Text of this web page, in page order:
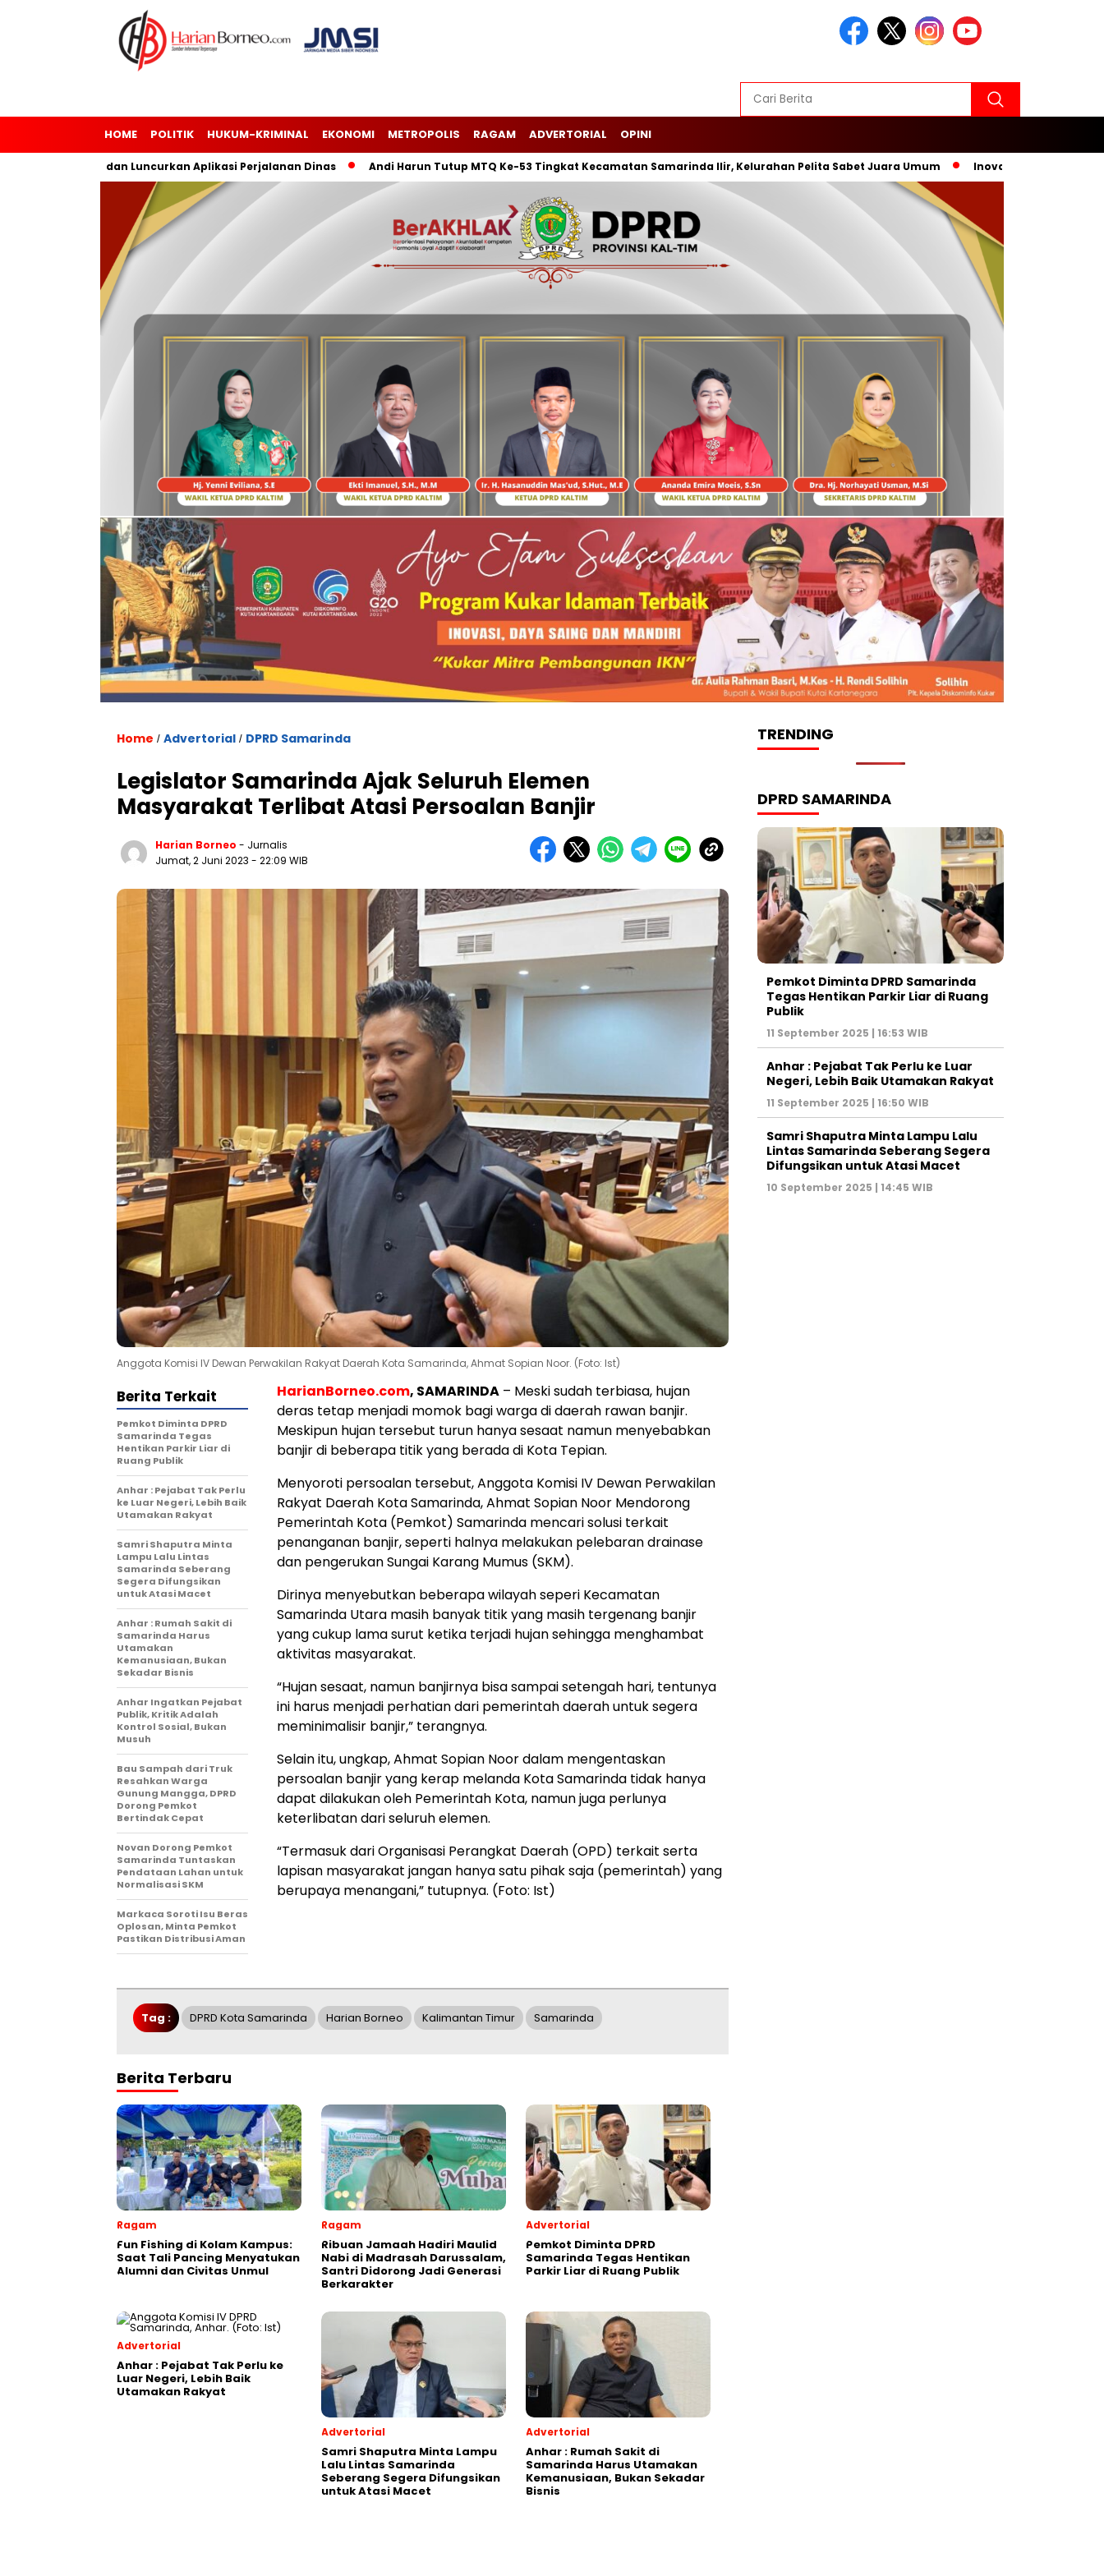
HOME POLITIK HUKUM-KRIMINAL EKONOMI METROPOLIS RAGAM ADVERTORIAL OPINI
Risiko dan Luncurkan Aplikasi Perjalanan Dinas Andi Harun Tutup MTQ Ke-53 Tingkat Kecamatan Samarinda Ilir, Kelurahan Pelita Sabet Juara Umum Inovasi Baru, Wali Kota Sebut
Home / Advertorial / DPRD Samarinda
Legislator Samarinda Ajak Seluruh Elemen
Masyarakat Terlibat Atasi Persoalan Banjir
Harian Borneo - Jurnalis
Jumat, 2 Juni 2023 - 22:09 WIB
Anggota Komisi IV Dewan Perwakilan Rakyat Daerah Kota Samarinda, Ahmat Sopian Noor. (Foto: Ist)
HarianBorneo.com, SAMARINDA – Meski sudah terbiasa, hujan
deras tetap menjadi momok bagi warga di daerah rawan banjir.
Meskipun hujan tersebut turun hanya sesaat namun menyebabkan
banjir di beberapa titik yang berada di Kota Tepian.
Menyoroti persoalan tersebut, Anggota Komisi IV Dewan Perwakilan
Rakyat Daerah Kota Samarinda, Ahmat Sopian Noor Mendorong
Pemerintah Kota (Pemkot) Samarinda mencari solusi terkait
penanganan banjir, seperti halnya melakukan pelebaran drainase
dan pengerukan Sungai Karang Mumus (SKM).
Dirinya menyebutkan beberapa wilayah seperi Kecamatan
Samarinda Utara masih banyak titik yang masih tergenang banjir
yang cukup lama surut ketika terjadi hujan sehingga menghambat
aktivitas masyarakat.
“Hujan sesaat, namun banjirnya bisa sampai setengah hari, tentunya
ini harus menjadi perhatian dari pemerintah daerah untuk segera
meminimalisir banjir,” terangnya.
Selain itu, ungkap, Ahmat Sopian Noor dalam mengentaskan
persoalan banjir yang kerap melanda Kota Samarinda tidak hanya
dapat dilakukan oleh Pemerintah Kota, namun juga perlunya
keterlibatan dari seluruh elemen.
“Termasuk dari Organisasi Perangkat Daerah (OPD) terkait serta
lapisan masyarakat jangan hanya satu pihak saja (pemerintah) yang
berupaya menangani,” tutupnya. (Foto: Ist)
Berita Terkait
Pemkot Diminta DPRD
Samarinda Tegas
Hentikan Parkir Liar di
Ruang Publik
Anhar : Pejabat Tak Perlu
ke Luar Negeri, Lebih Baik
Utamakan Rakyat
Samri Shaputra Minta
Lampu Lalu Lintas
Samarinda Seberang
Segera Difungsikan
untuk Atasi Macet
Anhar : Rumah Sakit di
Samarinda Harus
Utamakan
Kemanusiaan, Bukan
Sekadar Bisnis
Anhar Ingatkan Pejabat
Publik, Kritik Adalah
Kontrol Sosial, Bukan
Musuh
Bau Sampah dari Truk
Resahkan Warga
Gunung Mangga, DPRD
Dorong Pemkot
Bertindak Cepat
Novan Dorong Pemkot
Samarinda Tuntaskan
Pendataan Lahan untuk
Normalisasi SKM
Markaca Soroti Isu Beras
Oplosan, Minta Pemkot
Pastikan Distribusi Aman
Tag : DPRD Kota Samarinda Harian Borneo Kalimantan Timur Samarinda
Berita Terbaru
Ragam
Fun Fishing di Kolam Kampus:
Saat Tali Pancing Menyatukan
Alumni dan Civitas Unmul
Ragam
Ribuan Jamaah Hadiri Maulid
Nabi di Madrasah Darussalam,
Santri Didorong Jadi Generasi
Berkarakter
Advertorial
Pemkot Diminta DPRD
Samarinda Tegas Hentikan
Parkir Liar di Ruang Publik
Advertorial
Anhar : Pejabat Tak Perlu ke
Luar Negeri, Lebih Baik
Utamakan Rakyat
Advertorial
Samri Shaputra Minta Lampu
Lalu Lintas Samarinda
Seberang Segera Difungsikan
untuk Atasi Macet
Advertorial
Anhar : Rumah Sakit di
Samarinda Harus Utamakan
Kemanusiaan, Bukan Sekadar
Bisnis
TRENDING
DPRD SAMARINDA
Pemkot Diminta DPRD Samarinda
Tegas Hentikan Parkir Liar di Ruang
Publik
11 September 2025 | 16:53 WIB
Anhar : Pejabat Tak Perlu ke Luar
Negeri, Lebih Baik Utamakan Rakyat
11 September 2025 | 16:50 WIB
Samri Shaputra Minta Lampu Lalu
Lintas Samarinda Seberang Segera
Difungsikan untuk Atasi Macet
10 September 2025 | 14:45 WIB